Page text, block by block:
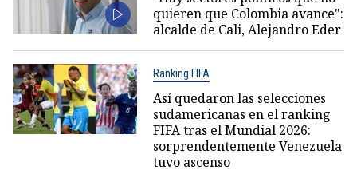
quieren que Colombia avance":
alcalde de Cali, Alejandro Eder
Ranking FIFA
Así quedaron las selecciones
sudamericanas en el ranking
FIFA tras el Mundial 2026:
sorprendentemente Venezuela
tuvo ascenso